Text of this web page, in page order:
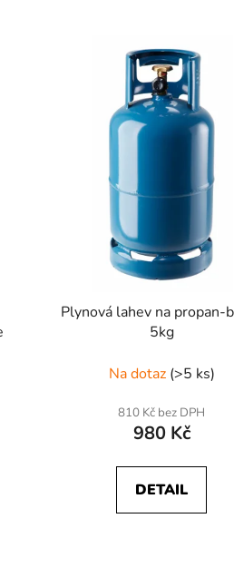
Plynová lahev na propan-
5kg
Na dotaz (>5 ks)
810 Kč bez DPH
980 Kč
DETAIL